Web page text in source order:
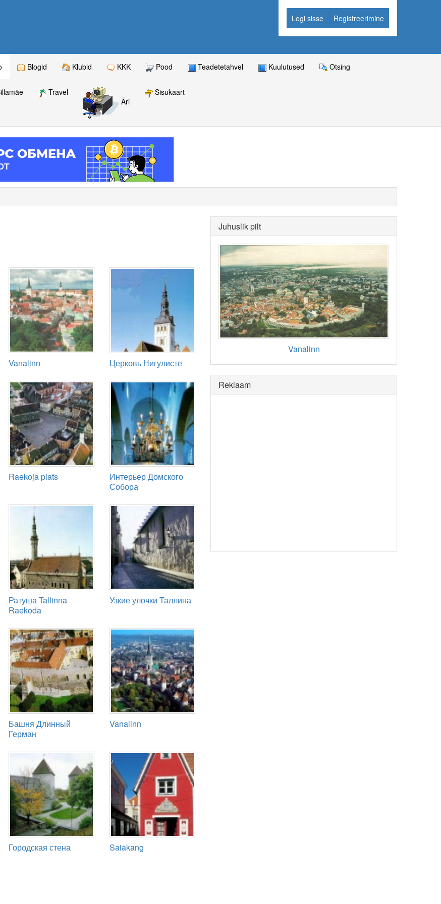
Logi sisse Registreerimine
Blogid Klubid KKK Pood Teadetetahvel Kuulutused Otsing
Travel
Äri
Sisukaart
Vanalinn Церковь Нигулисте
Raekoja plats
Интерьер Домского
Собора
Ратуша Tallinna
Raekoda
Узкие улочки Таллина
Башня Длинный
Герман
Vanalinn
Городская стена Saiakang
Juhuslik pilt
Vanalinn
Reklaam